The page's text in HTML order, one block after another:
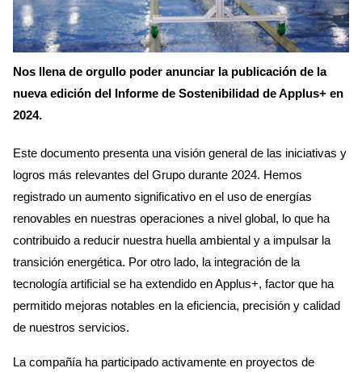
Nos llena de orgullo poder anunciar la publicación de la
nueva edición del Informe de Sostenibilidad de Applus+ en
2024.
Este documento presenta una visión general de las iniciativas y
logros más relevantes del Grupo durante 2024. Hemos
registrado un aumento significativo en el uso de energías
renovables en nuestras operaciones a nivel global, lo que ha
contribuido a reducir nuestra huella ambiental y a impulsar la
transición energética. Por otro lado, la integración de la
tecnología artificial se ha extendido en Applus+, factor que ha
permitido mejoras notables en la eficiencia, precisión y calidad
de nuestros servicios.
La compañía ha participado activamente en proyectos de